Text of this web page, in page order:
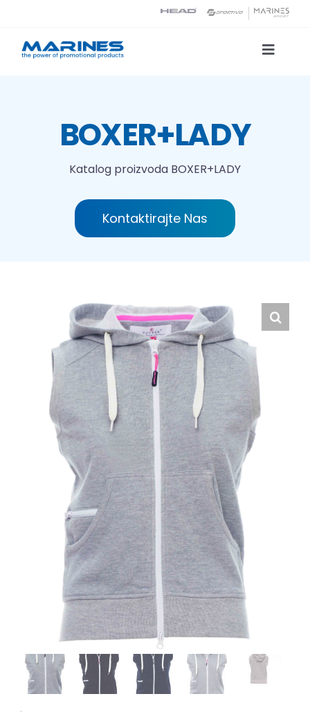
content
Toggle
Tehnologije tiska
BOXER+LADY
Katalog proizvoda BOXER+LADY
Kontaktirajte Nas